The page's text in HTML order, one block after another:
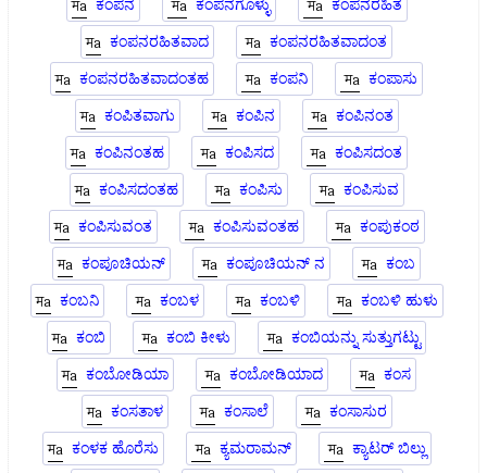
ಕಂಪನ ಕಂಪನಗೊಳ್ಳು
ಕಂಪನರಹಿತ
ಕಂಪನರಹಿತವಾದ
ಕಂಪನರಹಿತವಾದಂತ
ಕಂಪನರಹಿತವಾದಂತಹ
ಕಂಪನಿ
ಕಂಪಾಸು
ಕಂಪಿತವಾಗು
ಕಂಪಿನ
ಕಂಪಿನಂತ
ಕಂಪಿನಂತಹ
ಕಂಪಿಸದ
ಕಂಪಿಸದಂತ
ಕಂಪಿಸದಂತಹ
ಕಂಪಿಸು
ಕಂಪಿಸುವ
ಕಂಪಿಸುವಂತ
ಕಂಪಿಸುವಂತಹ
ಕಂಪುಕಂಠ
ಕಂಪೂಚಿಯನ್
ಕಂಪೂಚಿಯನ್ ನ
ಕಂಬ
ಕಂಬನಿ
ಕಂಬಳ ಕಂಬಳಿ
ಕಂಬಳಿ ಹುಳು
ಕಂಬಿ
ಕಂಬಿ ಕೀಳು
ಕಂಬಿಯನ್ನು ಸುತ್ತುಗಟ್ಟು
ಕಂಬೋಡಿಯಾ
ಕಂಬೋಡಿಯಾದ
ಕಂಸ
ಕಂಸತಾಳ
ಕಂಸಾಲೆ
ಕಂಸಾಸುರ
ಕಂಳಕ ಹೊರೆಸು
ಕ್ಯಮರಾಮನ್
ಕ್ಯಾಟರ್ ಬಿಲ್ಲು